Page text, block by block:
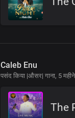
Caleb Enu
पसंद किया |औसर| गाना, 5
The